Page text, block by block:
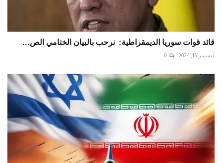
قائد قوات سوريا الديمقراطية: ‏نرحب بالبيان الختامي الص...
ديسمبر 15, 2024 0